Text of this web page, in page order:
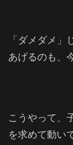
「ダメダメ」
あげるのも、
こうやって、
を求めて動い